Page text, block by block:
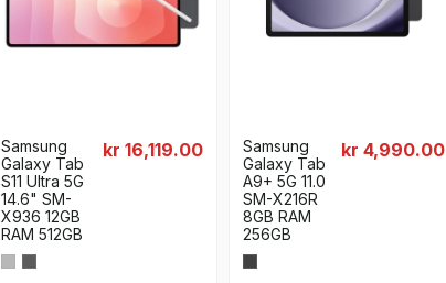
Samsung
Galaxy Tab
S11 Ultra 5G
14.6" SM-
X936 12GB
RAM 512GB
kr 16,119.00
Samsung
Galaxy Tab
A9+ 5G 11.0
SM-X216R
8GB RAM
256GB
kr 4,990.00